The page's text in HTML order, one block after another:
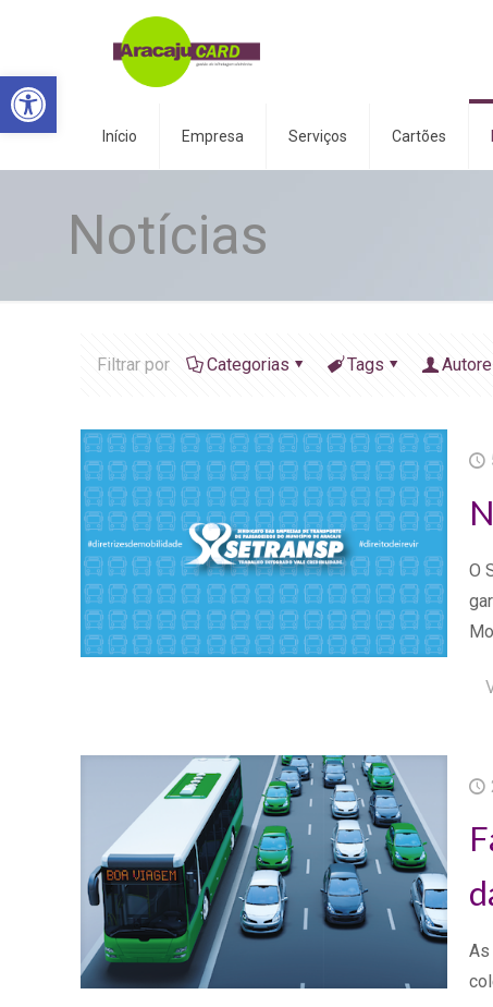
Abrir a barra de ferramentas
Início Empresa Serviços Cartões
Notícias
Filtrar por Categorias Tags
O
As